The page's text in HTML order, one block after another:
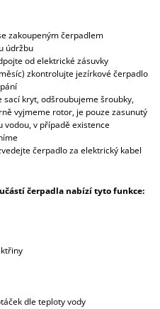
zakoupeným čerpadlem
údržbu
od elektrické zásuvky
zkontrolujte jezírkové čerpadlo
sací kryt, odšroubujeme šroubky,
vyjmeme rotor, je pouze zasunutý
vodou, v případě existence
čerpadlo za elektrický kabel
čerpadla nabízí tyto funkce:
dle teploty vody